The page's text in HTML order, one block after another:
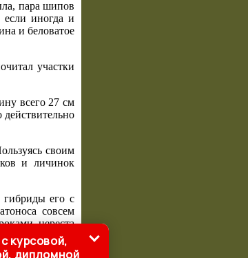
пара шипов
если иногда и
и беловатое
участки
всего 27 см
своим
и личинок
гибриды его с
совсем
нереста
курсовой,
дипломной